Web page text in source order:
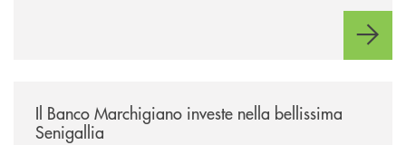
Il Banco Marchigiano investe nella bellissima
Senigallia